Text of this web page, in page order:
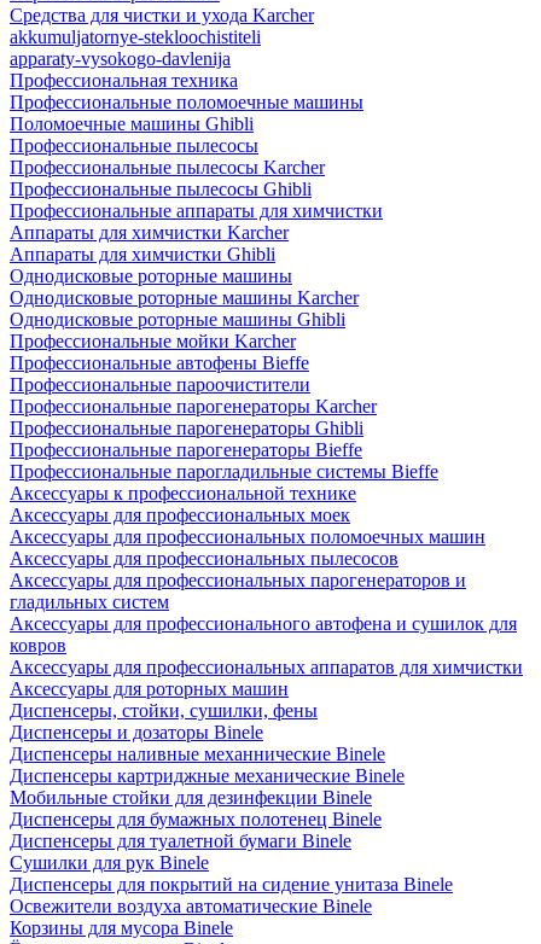
Средства для чистки и ухода Karcher
akkumuljatornye-stekloochistiteli
apparaty-vysokogo-davlenija
Профессиональная техника
Профессиональные поломоечные машины
Поломоечные машины Ghibli
Профессиональные пылесосы
Профессиональные пылесосы Karcher
Профессиональные пылесосы Ghibli
Профессиональные аппараты для химчистки
Аппараты для химчистки Karcher
Аппараты для химчистки Ghibli
Однодисковые роторные машины
Однодисковые роторные машины Karcher
Однодисковые роторные машины Ghibli
Профессиональные мойки Karcher
Профессиональные автофены Bieffe
Профессиональные пароочистители
Профессиональные парогенераторы Karcher
Профессиональные парогенераторы Ghibli
Профессиональные парогенераторы Bieffe
Профессиональные парогладильные системы Bieffe
Аксессуары к профессиональной технике
Аксессуары для профессиональных моек
Аксессуары для профессиональных поломоечных машин
Аксессуары для профессиональных пылесосов
Аксессуары для профессиональных парогенераторов и
гладильных систем
Аксессуары для профессионального автофена и сушилок для
ковров
Аксессуары для профессиональных аппаратов для химчистки
Аксессуары для роторных машин
Диспенсеры, стойки, сушилки, фены
Диспенсеры и дозаторы Binele
Диспенсеры наливные механнические Binele
Диспенсеры картриджные механические Binele
Мобильные стойки для дезинфекции Binele
Диспенсеры для бумажных полотенец Binele
Диспенсеры для туалетной бумаги Binele
Сушилки для рук Binele
Диспенсеры для покрытий на сидение унитаза Binele
Освежители воздуха автоматические Binele
Корзины для мусора Binele